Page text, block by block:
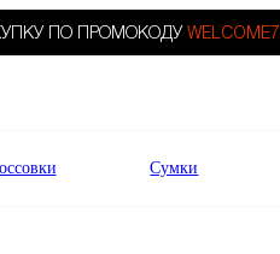
ПО ПРОМОКОДУ WELCOME7.
Сумки